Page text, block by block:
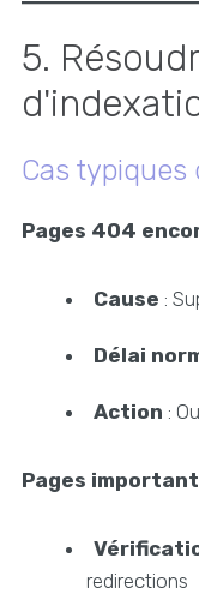
5.
Cas
Pages 404
Cause :
Délai
Action :
Pages
redirections